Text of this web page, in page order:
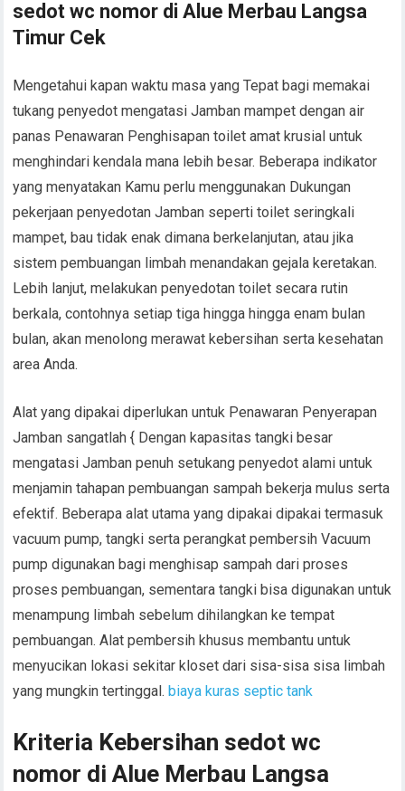
sedot wc nomor di Alue Merbau Langsa
Timur Cek
Mengetahui kapan waktu masa yang Tepat bagi memakai
tukang penyedot mengatasi Jamban mampet dengan air
panas Penawaran Penghisapan toilet amat krusial untuk
menghindari kendala mana lebih besar. Beberapa indikator
yang menyatakan Kamu perlu menggunakan Dukungan
pekerjaan penyedotan Jamban seperti toilet seringkali
mampet, bau tidak enak dimana berkelanjutan, atau jika
sistem pembuangan limbah menandakan gejala keretakan.
Lebih lanjut, melakukan penyedotan toilet secara rutin
berkala, contohnya setiap tiga hingga hingga enam bulan
bulan, akan menolong merawat kebersihan serta kesehatan
area Anda.
Alat yang dipakai diperlukan untuk Penawaran Penyerapan
Jamban sangatlah { Dengan kapasitas tangki besar
mengatasi Jamban penuh setukang penyedot alami untuk
menjamin tahapan pembuangan sampah bekerja mulus serta
efektif. Beberapa alat utama yang dipakai dipakai termasuk
vacuum pump, tangki serta perangkat pembersih Vacuum
pump digunakan bagi menghisap sampah dari proses
proses pembuangan, sementara tangki bisa digunakan untuk
menampung limbah sebelum dihilangkan ke tempat
pembuangan. Alat pembersih khusus membantu untuk
menyucikan lokasi sekitar kloset dari sisa-sisa sisa limbah
yang mungkin tertinggal.biaya kuras septic tank
Kriteria Kebersihan sedot wc
nomor di Alue Merbau Langsa